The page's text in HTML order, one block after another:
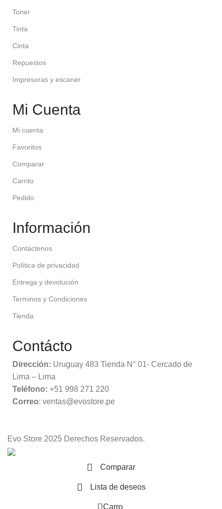
Toner
Tinta
Cinta
Repuestos
Impresoras y escaner
Mi Cuenta
Mi cuenta
Favoritos
Comparar
Carrito
Pedido
Información
Contáctenos
Política de privacidad
Entrega y devolución
Terminos y Condiciones
Tienda
Contácto
Dirección: Uruguay 483 Tienda N° 01- Cercado de
Lima – Lima
Teléfono: +51 998 271 220
Correo: ventas@evostore.pe
Evo Store 2025 Derechos Reservados.
Comparar
Lista de deseos
0 Carro